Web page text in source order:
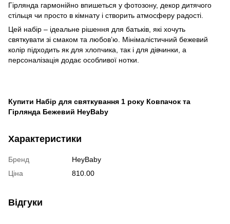
Гірлянда гармонійно впишеться у фотозону, декор дитячого
стільця чи просто в кімнату і створить атмосферу радості.
Цей набір – ідеальне рішення для батьків, які хочуть
святкувати зі смаком та любов’ю. Мінімалістичний бежевий
колір підходить як для хлопчика, так і для дівчинки, а
персоналізація додає особливої нотки.
Купити Набір для святкування 1 року Ковпачок та
Гірлянда Бежевий HeyBaby
Характеристики
Бренд
HeyBaby
Ціна
810.00
Відгуки